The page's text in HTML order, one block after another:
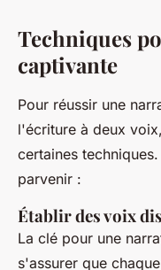
Techniques
captivante
Pour réussir une
l'écriture à deux
certaines
parvenir :
Établir des voix
La clé pour une
s'assurer que